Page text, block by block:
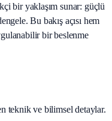
bir yaklaşım sunar: güçlü
Bu bakış açısı hem
bir beslenme
teknik ve bilimsel detaylar.